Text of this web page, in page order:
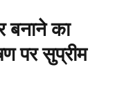
बनाने का
पर सुप्रीम